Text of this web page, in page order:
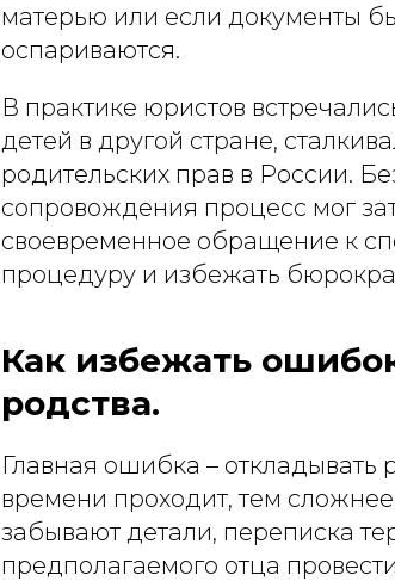
матерью или если документы
оспариваются.
В практике юристов
детей в другой стране,
родительских прав в России.
сопровождения процесс мог
своевременное обращение к
процедуру и избежать
Как избежать
родства.
Главная ошибка –
времени проходит, тем
забывают детали, переписка
предполагаемого отца